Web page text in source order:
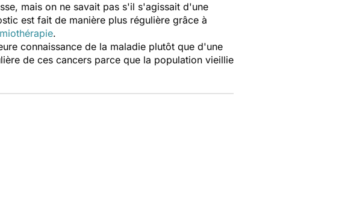
mais on ne savait pas s'il s'agissait d'une
est fait de manière plus régulière grâce à
.
connaissance de la maladie plutôt que d'une
de ces cancers parce que la population vieillie